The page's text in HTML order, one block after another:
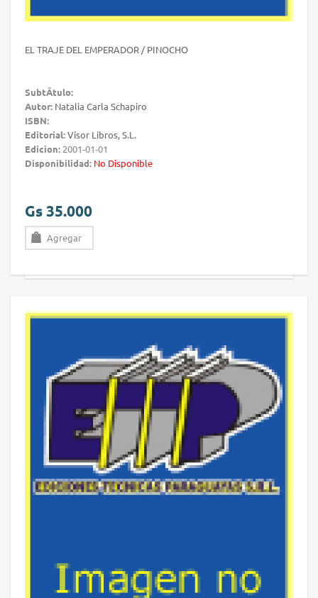
EL TRAJE DEL EMPERADOR / PINOCHO
SubtÃ­tulo:
Autor: Natalia Carla Schapiro
ISBN:
Editorial:Visor Libros, S.L.
Edicion: 2001-01-01
Disponibilidad: No Disponible
Gs 35.000
Agregar